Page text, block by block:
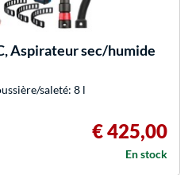
Aspirateur sec/humide
saleté: 8 l
€ 425,00
En stock